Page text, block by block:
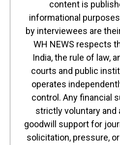
content is
informational
by interviewees are
WH NEWS respects
India, the rule of law,
courts and public
operates
control. Any financial
strictly voluntary and
goodwill support for
solicitation, pressure,